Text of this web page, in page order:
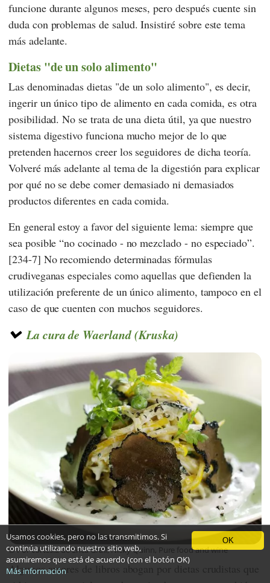
funcione durante algunos meses, pero después cuente sin
duda con problemas de salud. Insistiré sobre este tema
más adelante.
Dietas "de un solo alimento"
Las denominadas dietas "de un solo alimento", es decir,
ingerir un único tipo de alimento en cada comida, es otra
posibilidad. No se trata de una dieta útil, ya que nuestro
sistema digestivo funciona mucho mejor de lo que
pretenden hacernos creer los seguidores de dicha teoría.
Volveré más adelante al tema de la digestión para explicar
por qué no se debe comer demasiado ni demasiados
productos diferentes en cada comida.
En general estoy a favor del siguiente lema: siempre que
sea posible “no cocinado - no mezclado - no especiado”.
[234-7] No recomiendo determinadas fórmulas
crudiveganas especiales como aquellas que defienden la
utilización preferente de un único alimento, tampoco en el
caso de que cuenten con muchos seguidores.
La cura de Waerland (Kruska)
© Por cortesía de Erica Graff, Nicky Quinn, Pure food and wine
Algunos autores de libros abogan por dietas crudistas que
OK
Usamos cookies, pero no las transmitimos. Si
continúa utilizando nuestro sitio web,
asumiremos que está de acuerdo (con el botón OK)
Más información